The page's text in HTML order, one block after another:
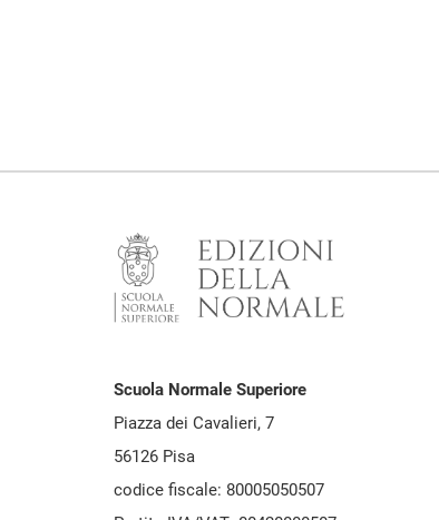
Scuola Normale Superiore
Piazza dei Cavalieri, 7
56126 Pisa
codice fiscale: 80005050507